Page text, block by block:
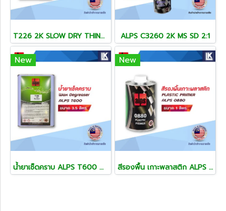
T226 2K SLOW DRY THINNER ALPS C3260 2K MS SD 2:1
New
น้ำยาเช็ดคราบ ALPS T600 Wax Degreaser
New
สีรองพื้น เกาะพลาสติก ALPS P0880 PLASTIC PRIMER ขนาด 1 ลิตร